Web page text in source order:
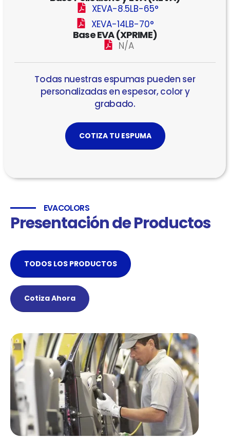
XEVA-8.5LB-65°
XEVA-14LB-70°
Base EVA (XPRIME)
N/A
Todas nuestras espumas pueden ser
personalizadas en espesor, color y
grabado.
COTIZA TU ESPUMA
EVACOLORS
Presentación de Productos
TODOS LOS PRODUCTOS
Cotiza Ahora